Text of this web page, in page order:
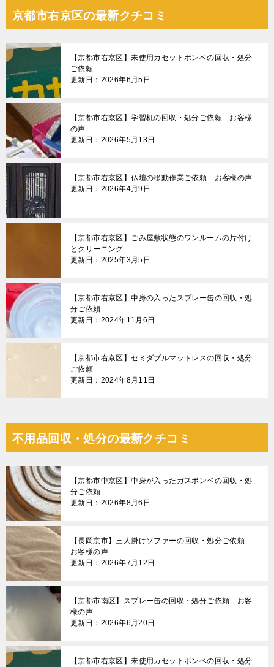
ナ
ビ
ゲ
ー
シ
ョ
ン
京都市右京区の最新クチコミ
【京都市右京区】未使用カセットボンベの回収・処分
ご依頼
更新日：2026年6月5日
【京都市右京区】学習机の回収・処分ご依頼 お客様
の声
更新日：2026年5月13日
【京都市右京区】仏壇の移動作業ご依頼 お客様の声
更新日：2026年4月9日
【京都市右京区】ごみ屋敷状態のワンルームの片付け
とクリーニング
更新日：2025年3月5日
【京都市右京区】中身の入ったスプレー缶の回収・処
分ご依頼
更新日：2024年11月6日
【京都市右京区】セミダブルマットレスの回収・処分
ご依頼
更新日：2024年8月11日
不用品回収・処分の最新クチコミ
【京都市中京区】中身が入ったガスボンベの回収・処
分ご依頼
更新日：2026年8月6日
【長岡京市】三人掛けソファーの回収・処分ご依頼
お客様の声
更新日：2026年7月12日
【京都市南区】スプレー缶の回収・処分ご依頼 お客
様の声
更新日：2026年6月20日
【京都市右京区】未使用カセットボンベの回収・処分